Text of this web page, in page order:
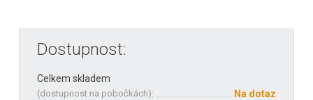
Dostupnost:
Celkem skladem
(dostupnost na pobočkách):
Na dotaz